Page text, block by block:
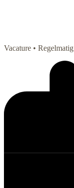
Vacature • Regelmatig